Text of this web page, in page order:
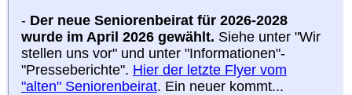
- Der neue Seniorenbeirat für 2026-2028
wurde im April 2026 gewählt. Siehe unter "Wir
stellen uns vor" und unter "Informationen"-
"Presseberichte". Hier der letzte Flyer vom
"alten" Seniorenbeirat. Ein neuer kommt...